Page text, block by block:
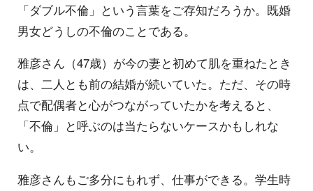
「ダブル不倫」という言葉をご存知だろうか。既婚
男女どうしの不倫のことである。
雅彦さん（47歳）が今の妻と初めて肌を重ねたとき
は、二人とも前の結婚が続いていた。ただ、その時
点で配偶者と心がつながっていたかを考えると、
「不倫」と呼ぶのは当たらないケースかもしれな
い。
雅彦さんもご多分にもれず、仕事ができる。学生時